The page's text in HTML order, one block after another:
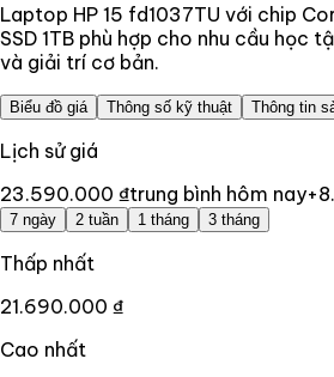
Laptop HP 15 fd1037TU với chip
SSD 1TB phù hợp cho nhu cầu học
và giải trí cơ bản.
Biểu đồ giá Thông số kỹ thuật Thông tin
Lịch sử giá
23.590.000 ₫trung bình hôm nay+
7 ngày 2 tuần 1 tháng 3 tháng
Thấp nhất
21.690.000 ₫
Cao nhất